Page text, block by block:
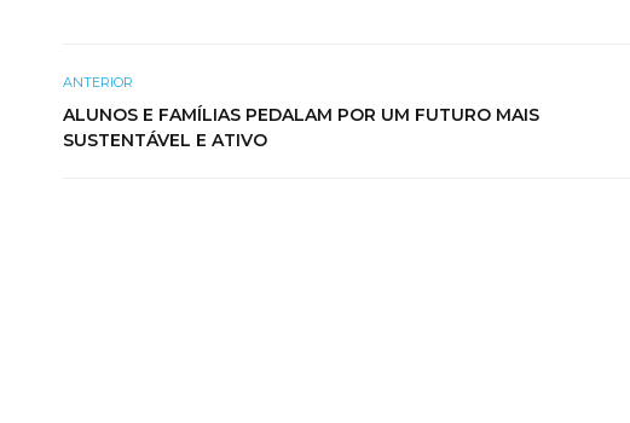
ANTERIOR
ALUNOS E FAMÍLIAS PEDALAM POR UM FUTURO MAIS
SUSTENTÁVEL E ATIVO